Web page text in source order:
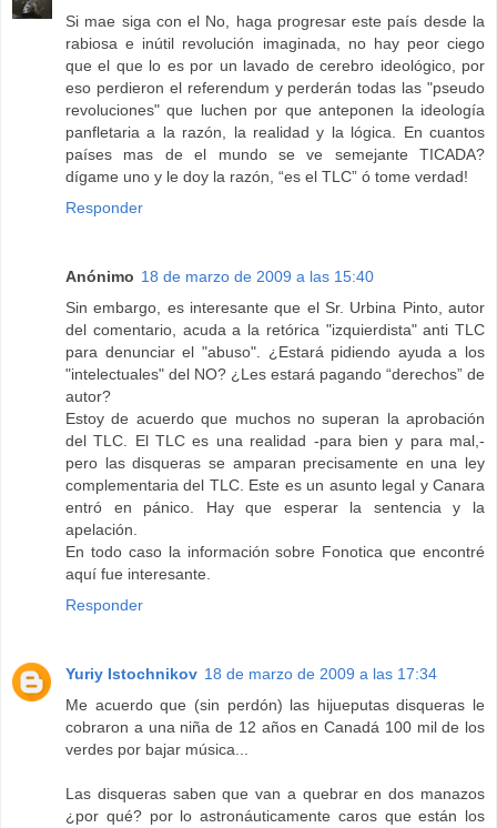
Si mae siga con el No, haga progresar este país desde la
rabiosa e inútil revolución imaginada, no hay peor ciego
que el que lo es por un lavado de cerebro ideológico, por
eso perdieron el referendum y perderán todas las "pseudo
revoluciones" que luchen por que anteponen la ideología
panfletaria a la razón, la realidad y la lógica. En cuantos
países mas de el mundo se ve semejante TICADA?
dígame uno y le doy la razón, “es el TLC” ó tome verdad!
Responder
Anónimo 18 de marzo de 2009 a las 15:40
Sin embargo, es interesante que el Sr. Urbina Pinto, autor
del comentario, acuda a la retórica "izquierdista" anti TLC
para denunciar el "abuso". ¿Estará pidiendo ayuda a los
"intelectuales" del NO? ¿Les estará pagando “derechos” de
autor?
Estoy de acuerdo que muchos no superan la aprobación
del TLC. El TLC es una realidad -para bien y para mal,-
pero las disqueras se amparan precisamente en una ley
complementaria del TLC. Este es un asunto legal y Canara
entró en pánico. Hay que esperar la sentencia y la
apelación.
En todo caso la información sobre Fonotica que encontré
aquí fue interesante.
Responder
Yuriy Istochnikov 18 de marzo de 2009 a las 17:34
Me acuerdo que (sin perdón) las hijueputas disqueras le
cobraron a una niña de 12 años en Canadá 100 mil de los
verdes por bajar música...
Las disqueras saben que van a quebrar en dos manazos
¿por qué? por lo astronáuticamente caros que están los